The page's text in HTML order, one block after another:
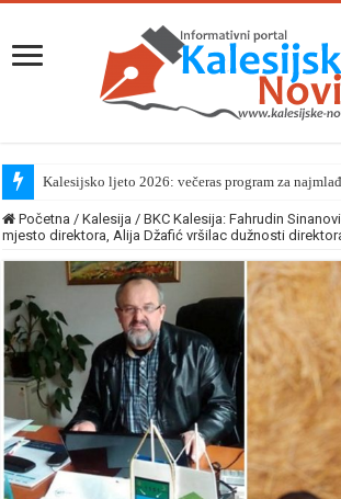
Kalesijsko ljeto 2026: večeras program za
Početna / Kalesija / BKC Kalesija: Fahrudin
mjesto direktora, Alija Džafić vršilac dužnosti